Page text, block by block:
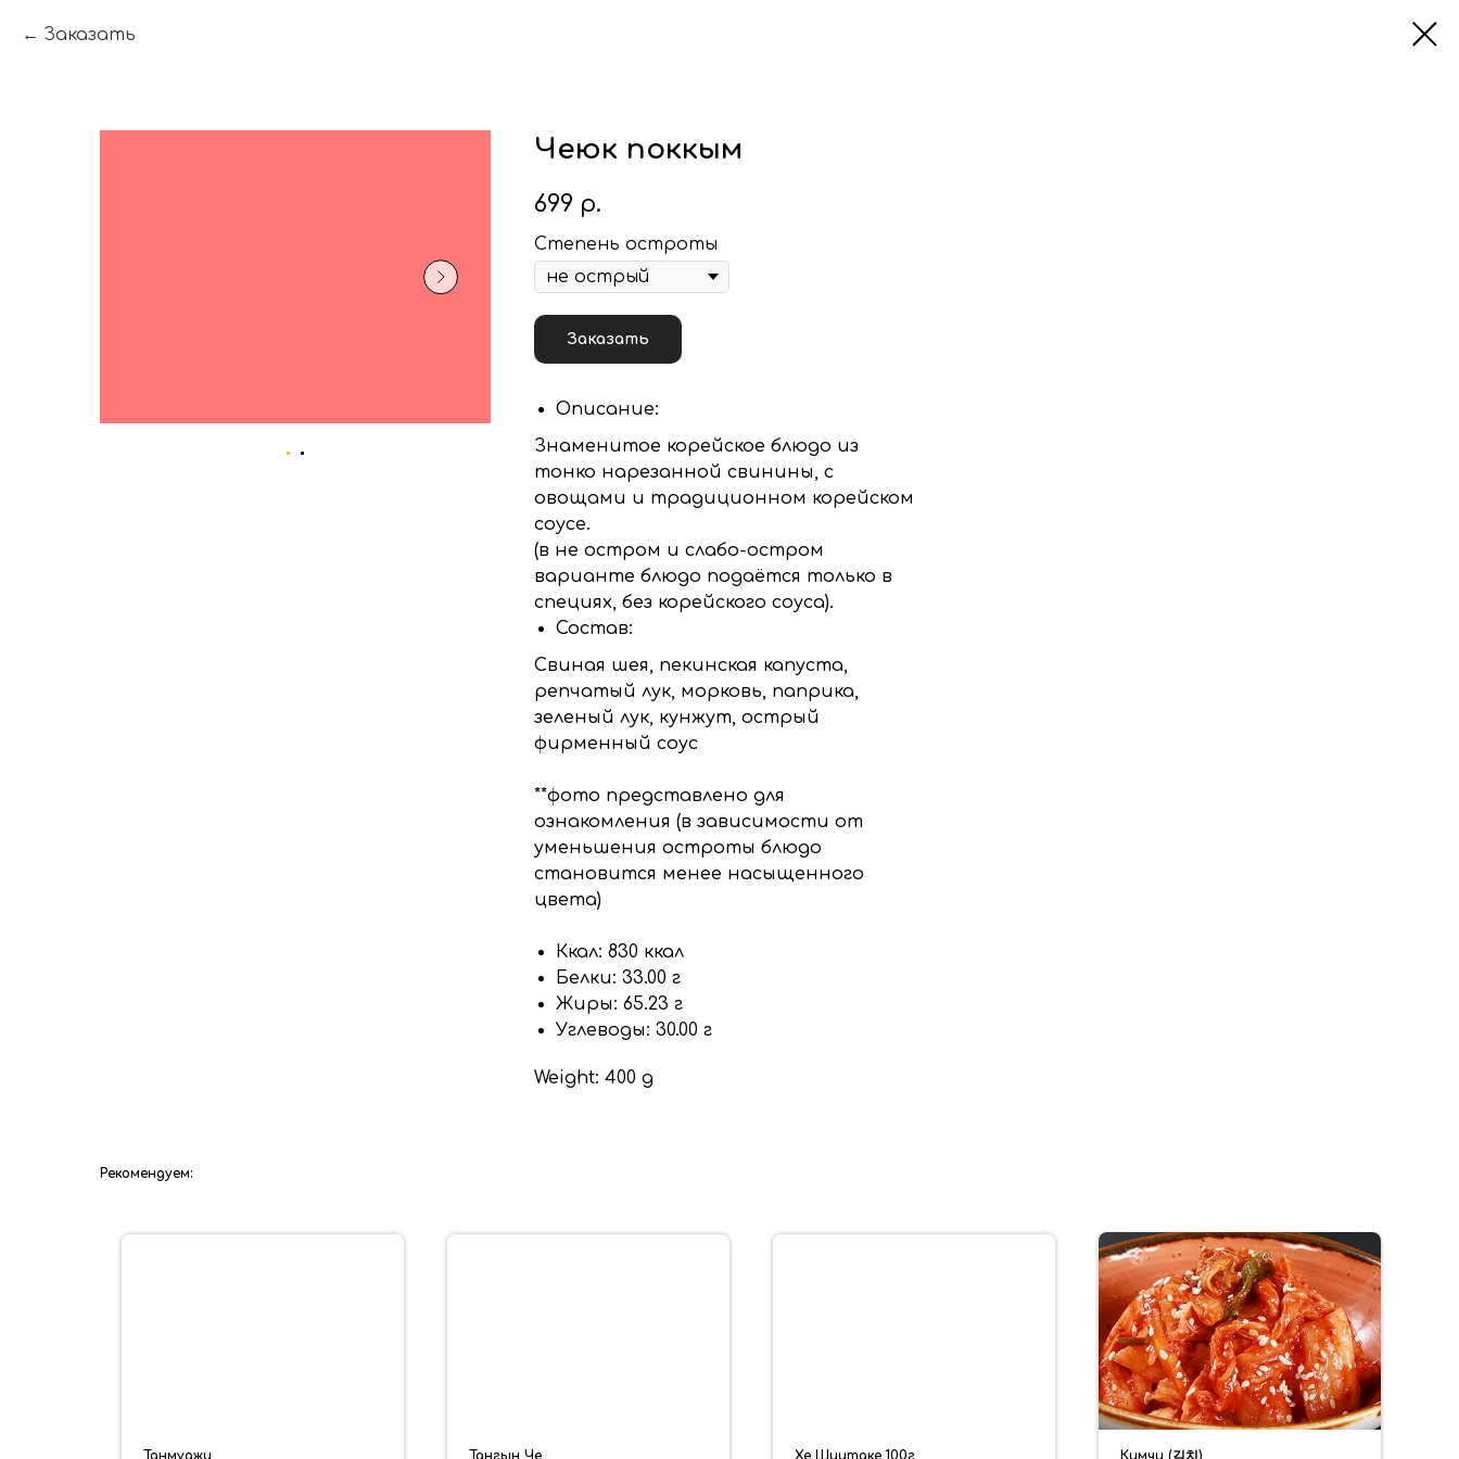
Заказать
Чеюк поккым
699 р.
Степень остроты
Заказать
Описание:
Знаменитое корейское блюдо из
тонко нарезанной свинины, с
овощами и традиционном корейском
соусе.
(в не остром и слабо-остром
варианте блюдо подаётся только в
специях, без корейского соуса).
Состав:
Свиная шея, пекинская капуста,
репчатый лук, морковь, паприка,
зеленый лук, кунжут, острый
фирменный соус
**фото представлено для
ознакомления (в зависимости от
уменьшения остроты блюдо
становится менее насыщенного
цвета)
Ккал: 830 ккал
Белки: 33.00 г
Жиры: 65.23 г
Углеводы: 30.00 г
Weight: 400 g
Рекомендуем:
Танмуджи Тангын Че Хе Шиитаке 100г Кимчи (김치)